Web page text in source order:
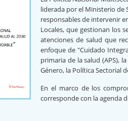
liderada por el Ministerio de
responsables de intervenir
Locales, que gestionan los
atenciones de salud que
enfoque de "Cuidado
primaria de la salud (APS),
Género, la Política Sectorial
En el marco de los
corresponde con la agenda